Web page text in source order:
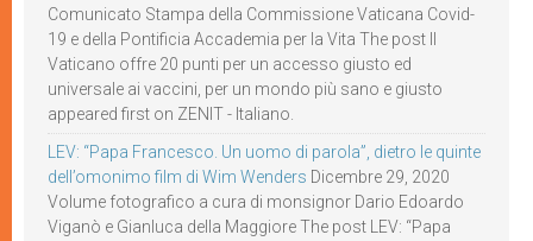
Comunicato Stampa della Commissione Vaticana Covid-
19 e della Pontificia Accademia per la Vita The post Il
Vaticano offre 20 punti per un accesso giusto ed
universale ai vaccini, per un mondo più sano e giusto
appeared first on ZENIT - Italiano.
LEV: “Papa Francesco. Un uomo di parola”, dietro le quinte
dell’omonimo film di Wim Wenders Dicembre 29, 2020
Volume fotografico a cura di monsignor Dario Edoardo
Viganò e Gianluca della Maggiore The post LEV: “Papa